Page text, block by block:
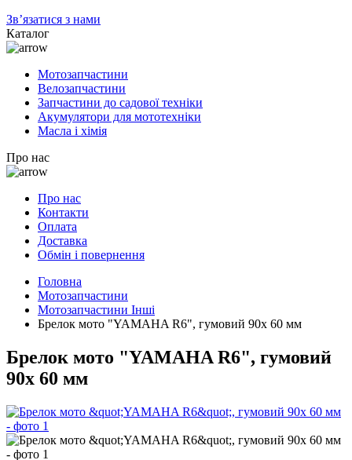
Зв’язатися з нами
Каталог
Мотозапчастини
Велозапчастини
Запчастини до садової техніки
Акумулятори для мототехніки
Масла і хімія
Про нас
Про нас
Контакти
Оплата
Доставка
Обмін і повернення
Головна
Мотозапчастини
Мотозапчастини Інші
Брелок мото "YAMAHA R6", гумовий 90х 60 мм
Брелок мото "YAMAHA R6", гумовий
90х 60 мм